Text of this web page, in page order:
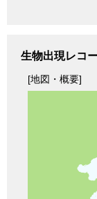
生物出現レコ
[地図・概要]